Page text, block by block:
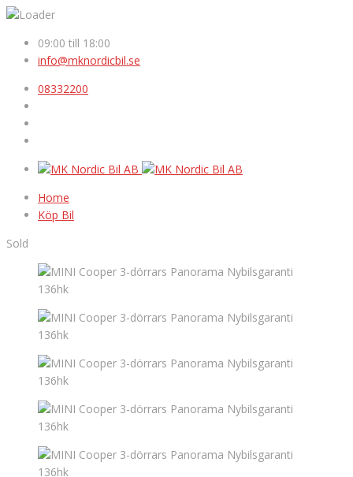
09:00 till 18:00
info@mknordicbil.se
08332200
Home
Köp Bil
Sold